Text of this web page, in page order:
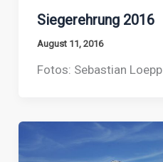
Siegerehrung 2016
August 11, 2016
Fotos: Sebastian Loepp